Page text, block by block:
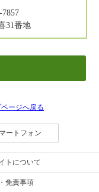
31番地
ページへ戻る
ートフォン
トについて
免責事項